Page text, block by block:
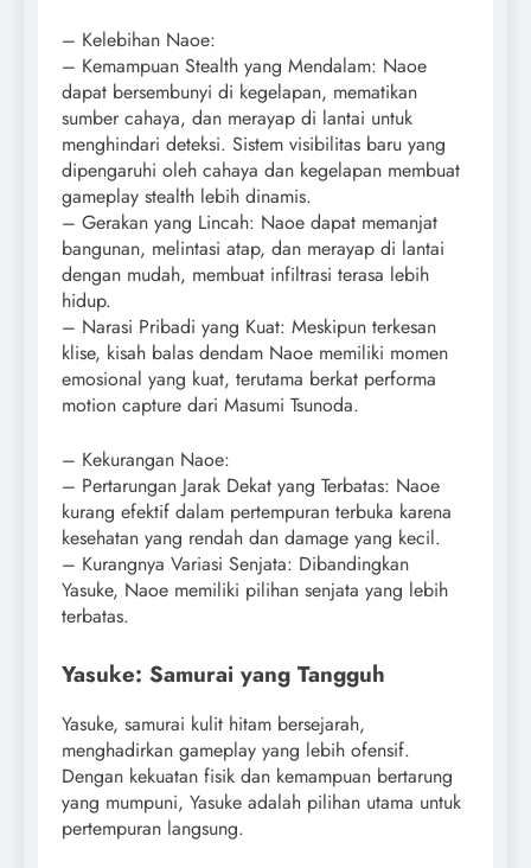
– Kelebihan Naoe:
– Kemampuan Stealth yang Mendalam: Naoe
dapat bersembunyi di kegelapan, mematikan
sumber cahaya, dan merayap di lantai untuk
menghindari deteksi. Sistem visibilitas baru yang
dipengaruhi oleh cahaya dan kegelapan membuat
gameplay stealth lebih dinamis.
– Gerakan yang Lincah: Naoe dapat memanjat
bangunan, melintasi atap, dan merayap di lantai
dengan mudah, membuat infiltrasi terasa lebih
hidup.
– Narasi Pribadi yang Kuat: Meskipun terkesan
klise, kisah balas dendam Naoe memiliki momen
emosional yang kuat, terutama berkat performa
motion capture dari Masumi Tsunoda.
– Kekurangan Naoe:
– Pertarungan Jarak Dekat yang Terbatas: Naoe
kurang efektif dalam pertempuran terbuka karena
kesehatan yang rendah dan damage yang kecil.
– Kurangnya Variasi Senjata: Dibandingkan
Yasuke, Naoe memiliki pilihan senjata yang lebih
terbatas.
Yasuke: Samurai yang Tangguh
Yasuke, samurai kulit hitam bersejarah,
menghadirkan gameplay yang lebih ofensif.
Dengan kekuatan fisik dan kemampuan bertarung
yang mumpuni, Yasuke adalah pilihan utama untuk
pertempuran langsung.